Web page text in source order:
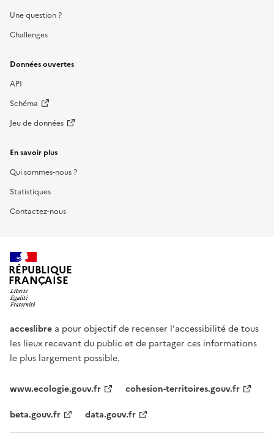
Une question ?
Challenges
Données ouvertes
API
Schéma
Jeu de données
En savoir plus
Qui sommes-nous ?
Statistiques
Contactez-nous
RÉPUBLIQUE
FRANÇAISE
acceslibre a pour objectif de recenser l'accessibilité de tous
les lieux recevant du public et de partager ces informations
le plus largement possible.
www.ecologie.gouv.fr
cohesion-territoires.gouv.fr
beta.gouv.fr
data.gouv.fr